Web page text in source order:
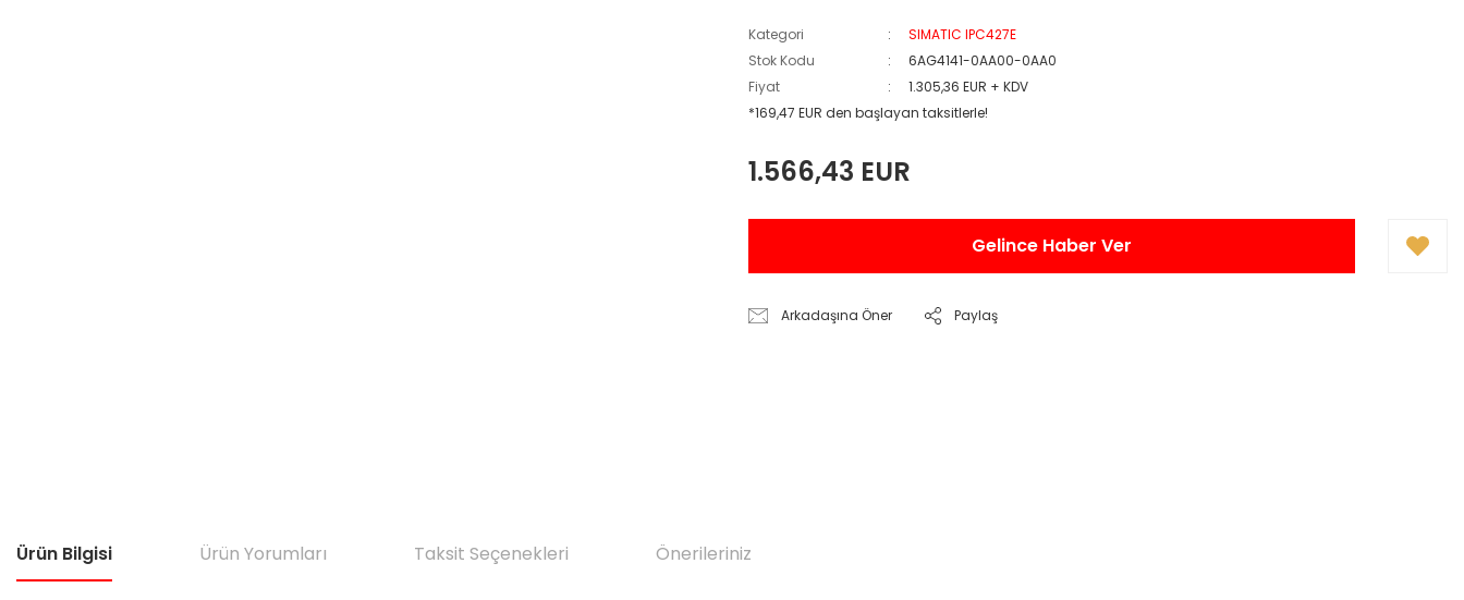
Kategori
SIMATIC IPC427E
Stok Kodu
6AG4141-0AA00-0AA0
Fiyat
1.305,36 EUR + KDV
*169,47 EUR den başlayan taksitlerle!
1.566,43 EUR
Gelince Haber Ver
Arkadaşına Öner Paylaş
Ürün Bilgisi Ürün Yorumları Taksit Seçenekleri Önerileriniz